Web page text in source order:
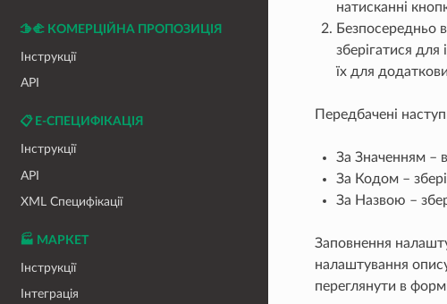
🫱‍🫲 КОМЕРЦІЙНА ПРОПОЗИЦІЯ
Інструкції
API
📋 Е-СПЕЦИФІКАЦІЯ
Інструкції
API
XML Специфікації
🏭 МАРКЕТ
Інструкції
Інтеграція
натисканні
Безпосередньо
зберігатися для
їх для
Передбачені
За Значенням –
За Кодом –
За Назвою –
Заповнення
налаштування
переглянути в